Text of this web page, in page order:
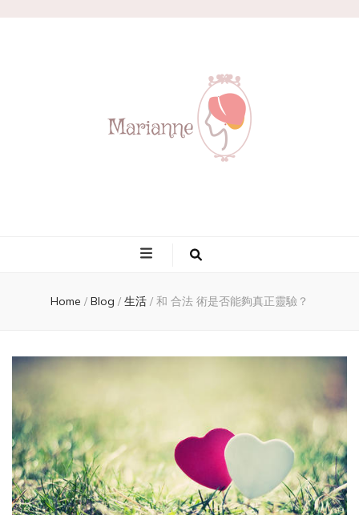
Marianne
Home / Blog / 生活 / 和 合法 術是否能夠真正靈驗？